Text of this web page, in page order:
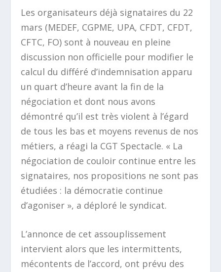
Les organisateurs déjà signataires du 22
mars (MEDEF, CGPME, UPA, CFDT, CFDT,
CFTC, FO) sont à nouveau en pleine
discussion non officielle pour modifier le
calcul du différé d’indemnisation apparu
un quart d’heure avant la fin de la
négociation et dont nous avons
démontré qu’il est très violent à l’égard
de tous les bas et moyens revenus de nos
métiers, a réagi la CGT Spectacle. « La
négociation de couloir continue entre les
signataires, nos propositions ne sont pas
étudiées : la démocratie continue
d’agoniser », a déploré le syndicat.
L’annonce de cet assouplissement
intervient alors que les intermittents,
mécontents de l’accord, ont prévu des